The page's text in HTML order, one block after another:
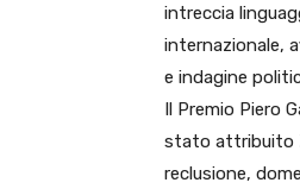
intreccia
internazionale,
e indagine
Il Premio Piero
stato attribuito
reclusione,